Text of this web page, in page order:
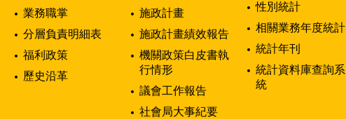
業務職掌
分層負責明細表
福利政策
歷史沿革
施政計畫
施政計畫績效報告
機關政策白皮書執
行情形
議會工作報告
社會局大事紀要
性別統計
相關業務年度統計
統計年刊
統計資料庫查詢系
統